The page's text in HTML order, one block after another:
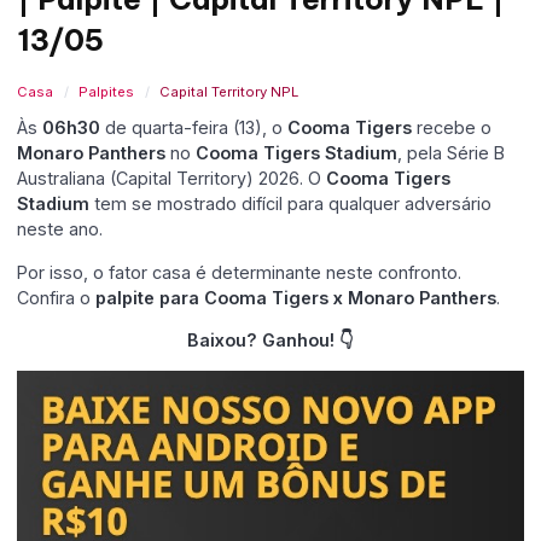
13/05
Casa Palpites Capital Territory NPL
Às 06h30 de quarta-feira (13), o Cooma Tigers recebe o
Monaro Panthers no Cooma Tigers Stadium, pela Série B
Australiana (Capital Territory) 2026. O Cooma Tigers
Stadium tem se mostrado difícil para qualquer adversário
neste ano.
Por isso, o fator casa é determinante neste confronto.
Confira o palpite para Cooma Tigers x Monaro Panthers.
Baixou? Ganhou! 👇